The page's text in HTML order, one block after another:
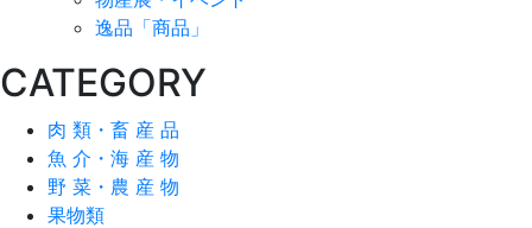
逸品「商品」
CATEGORY
肉 類・畜 産 品
魚 介・海 産 物
野 菜・農 産 物
果物類